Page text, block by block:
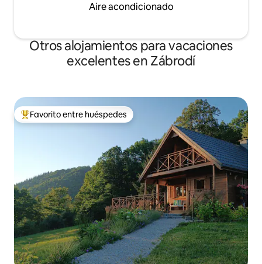
Aire acondicionado
Otros alojamientos para vacaciones
excelentes en Zábrodí
Favorito entre huéspedes preferido
Favorito entre huéspedes